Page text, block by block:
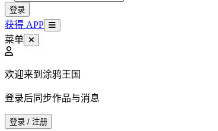
登录
获得 APP
菜单
欢迎来到涂鸦王国
登录后同步作品与消息
登录 / 注册